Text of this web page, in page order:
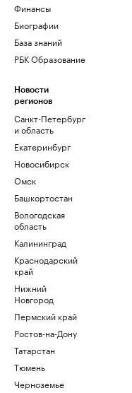
Финансы
Биографии
База знаний
РБК Образование
Новости
регионов
Санкт-Петербург
и область
Екатеринбург
Новосибирск
Омск
Башкортостан
Вологодская
область
Калининград
Краснодарский
край
Нижний
Новгород
Пермский край
Ростов-на-Дону
Татарстан
Тюмень
Черноземье